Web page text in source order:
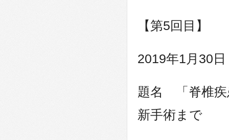
【第5回目】
2019年1月30
題名 「脊椎疾
新手術まで